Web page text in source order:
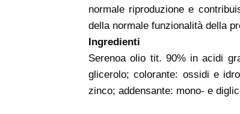
normale riproduzione e
della normale funzionalità della
Ingredienti
Serenoa olio tit. 90% in acidi
glicerolo; colorante: ossidi e
zinco; addensante: mono- e